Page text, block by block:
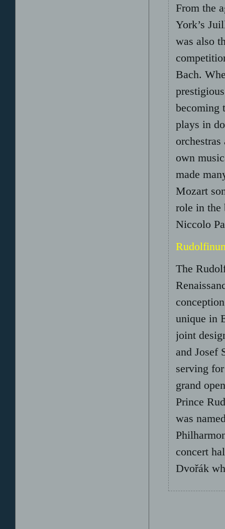
From the
York’s
was also
Bach.
becoming
plays in
own
made
Mozart
role in
Niccolo
The
unique in
joint
and Josef
serving
grand
Prince
was
concert
Dvořák